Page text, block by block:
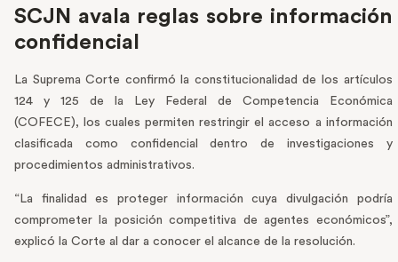
SCJN avala reglas sobre información
confidencial
La Suprema Corte confirmó la constitucionalidad de los artículos
124 y 125 de la Ley Federal de Competencia Económica
(COFECE), los cuales permiten restringir el acceso a información
clasificada como confidencial dentro de investigaciones y
procedimientos administrativos.
“La finalidad es proteger información cuya divulgación podría
comprometer la posición competitiva de agentes económicos”,
explicó la Corte al dar a conocer el alcance de la resolución.